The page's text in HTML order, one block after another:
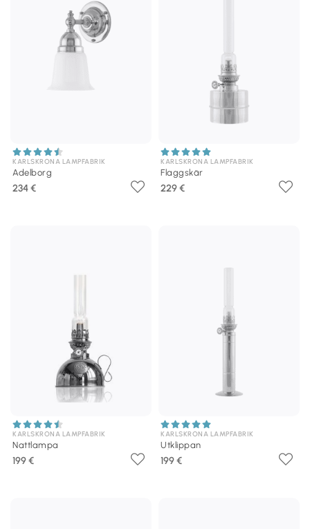
KARLSKRONA LAMPFABRIK
Adelborg
234 €
KARLSKRONA LAMPFABRIK
Flaggskär
229 €
KARLSKRONA LAMPFABRIK
Nattlampa
199 €
KARLSKRONA LAMPFABRIK
Utklippan
199 €